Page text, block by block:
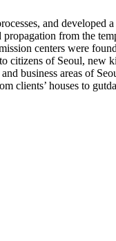
and developed
from the
centers were
citizens of Seoul, new
business areas of
clients’ houses to